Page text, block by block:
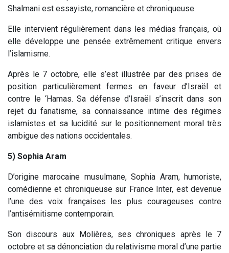
Shalmani est essayiste, romancière et chroniqueuse.
Elle intervient régulièrement dans les médias français, où
elle développe une pensée extrêmement critique envers
l’islamisme.
Après le 7 octobre, elle s’est illustrée par des prises de
position particulièrement fermes en faveur d’Israël et
contre le ‘Hamas. Sa défense d’Israël s’inscrit dans son
rejet du fanatisme, sa connaissance intime des régimes
islamistes et sa lucidité sur le positionnement moral très
ambigue des nations occidentales.
5) Sophia Aram
D’origine marocaine musulmane, Sophia Aram, humoriste,
comédienne et chroniqueuse sur France Inter, est devenue
l’une des voix françaises les plus courageuses contre
l’antisémitisme contemporain.
Son discours aux Molières, ses chroniques après le 7
octobre et sa dénonciation du relativisme moral d’une partie